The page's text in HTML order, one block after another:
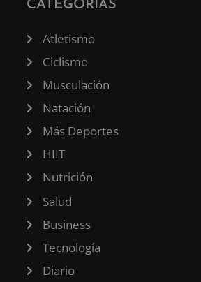
CATEGORÍAS
Atletismo
Ciclismo
Musculación
Natación
Más Deportes
HIIT
Nutrición
Salud
Business
Tecnología
Diario